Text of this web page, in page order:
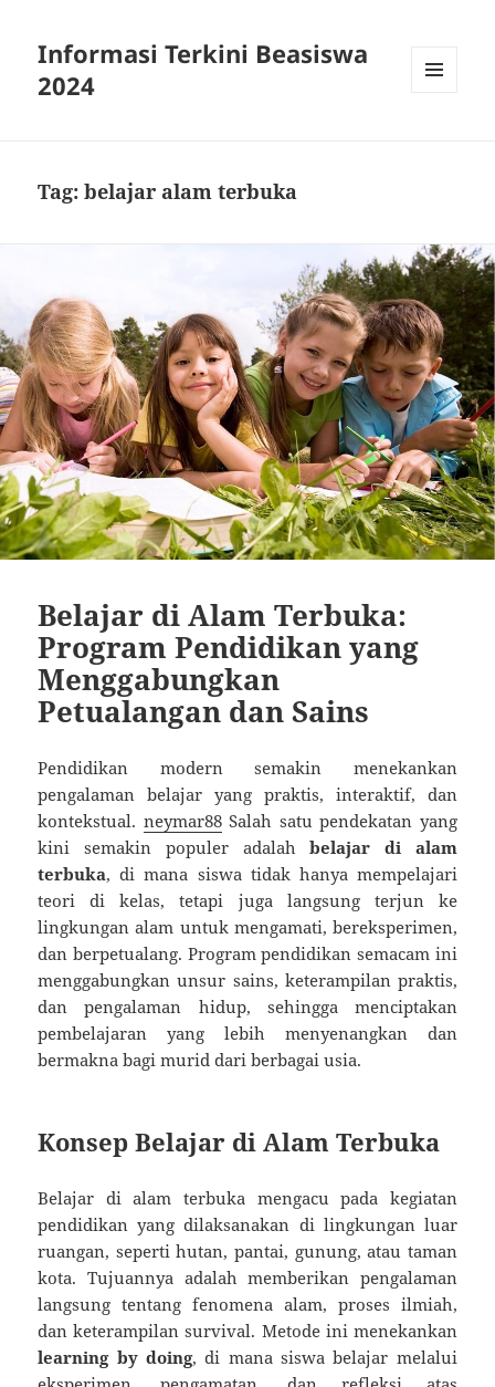
Informasi Terkini Beasiswa
2024
Tag:belajar alam terbuka
Belajar di Alam Terbuka:
Program Pendidikan yang
Menggabungkan
Petualangan dan Sains
Pendidikan modern semakin menekankan
pengalaman belajar yang praktis, interaktif, dan
kontekstual. neymar88Salah satu pendekatan yang
kini semakin populer adalahbelajar di alam
terbuka, di mana siswa tidak hanya mempelajari
teori di kelas, tetapi juga langsung terjun ke
lingkungan alam untuk mengamati, bereksperimen,
dan berpetualang. Program pendidikan semacam ini
menggabungkan unsur sains, keterampilan praktis,
dan pengalaman hidup, sehingga menciptakan
pembelajaran yang lebih menyenangkan dan
bermakna bagi murid dari berbagai usia.
Konsep Belajar di Alam Terbuka
Belajar di alam terbuka mengacu pada kegiatan
pendidikan yang dilaksanakan di lingkungan luar
ruangan, seperti hutan, pantai, gunung, atau taman
kota. Tujuannya adalah memberikan pengalaman
langsung tentang fenomena alam, proses ilmiah,
dan keterampilan survival. Metode ini menekankan
learning by doing, di mana siswa belajar melalui